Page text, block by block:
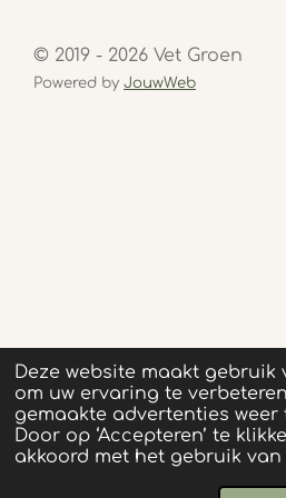
Deze website maakt gebruik
om uw ervaring te
gemaakte advertenties weer
Door op ‘Accepteren’ te
akkoord met het gebruik
© 2019 - 2026 Vet Groen
Powered by JouwWeb